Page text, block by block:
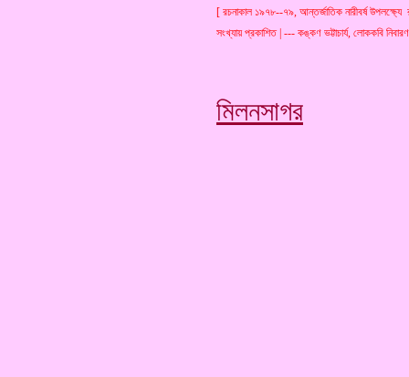
[ রচনাকাল ১৯৭৮--৭৯, আন্তর্জাতিক নারীবর্ষ
সংখ্যায় প্রকাশিত | --- কঙ্কণ ভট্টাচার্য, লোককবি
মিলনসাগর